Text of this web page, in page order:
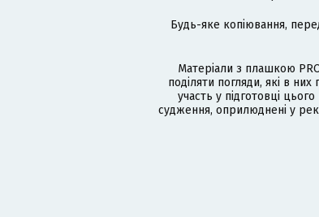
Будь-яке копіювання,
Матеріали з плашкою
поділяти погляди, які в
участь у підготовці
судження, оприлюднені у